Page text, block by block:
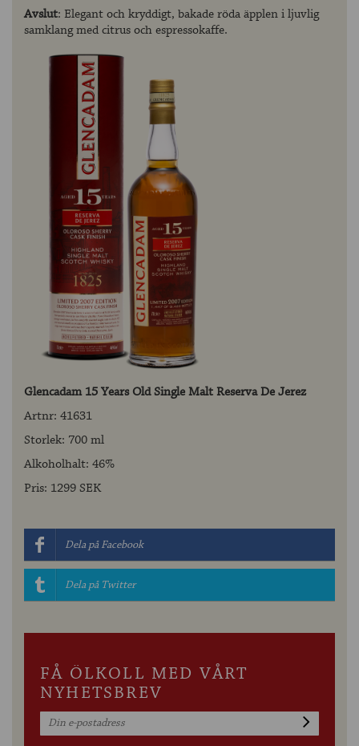
Avslut: Elegant och kryddigt, bakade röda äpplen i ljuvlig
samklang med citrus och espressokaffe.
Glencadam 15 Years Old Single Malt Reserva De Jerez
Artnr: 41631
Storlek: 700 ml
Alkoholhalt: 46%
Pris: 1299 SEK
Dela på Facebook
Dela på Twitter
FÅ ÖLKOLL MED VÅRT
NYHETSBREV